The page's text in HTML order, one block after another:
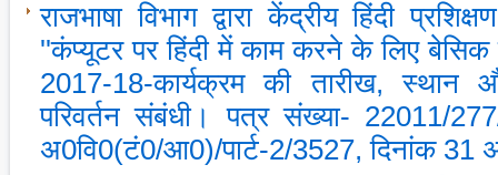
राजभाषा विभाग द्वारा केंद्रीय हिंदी
''कंप्‍यूटर पर हिंदी में काम करने के लिए बेसिक
2017-18-कार्यक्रम की तारीख,
परिवर्तन संबंधी। पत्र संख्‍या- 22011/
अ0वि0(टं0/आ0)/पार्ट-2/3527, दिनांक 31